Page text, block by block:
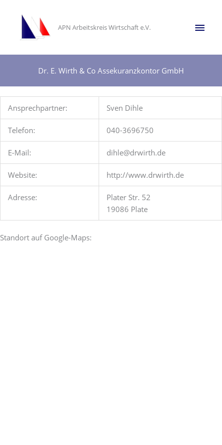
springen
APN Arbeitskreis Wirtschaft e.V.
Dr. E. Wirth & Co Assekuranzkontor GmbH
Ansprechpartner: Sven Dihle
Telefon: 040-3696750
E-Mail: dihle@drwirth.de
Website: http://www.drwirth.de
Adresse:
Plater Str. 52
19086 Plate
Standort auf Google-Maps: